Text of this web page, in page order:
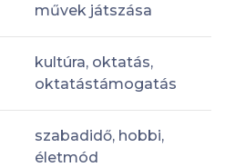
művek játszása
kultúra, oktatás,
oktatástámogatás
szabadidő, hobbi,
életmód